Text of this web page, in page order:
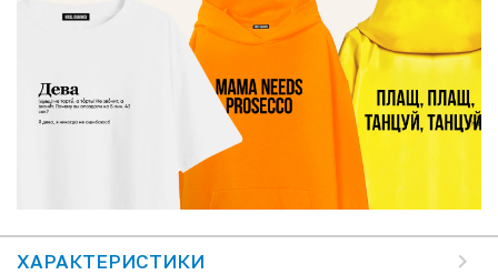
ХАРАКТЕРИСТИКИ